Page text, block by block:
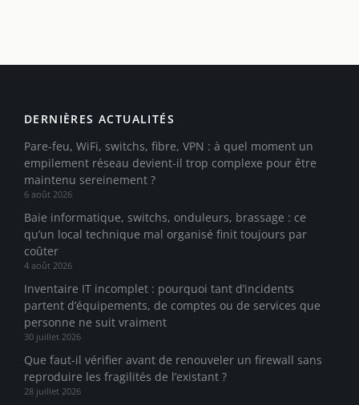
DERNIÈRES ACTUALITÉS
Pare-feu, WiFi, switchs, fibre, VPN : à quel moment un
empilement réseau devient-il trop complexe pour être
maintenu sereinement ?
6 août 2026
Baie informatique, switchs, onduleurs, brassage : ce
qu’un local technique mal organisé finit toujours par
coûter
4 août 2026
Inventaire IT incomplet : pourquoi tant d’incidents
partent d’équipements, de comptes ou de services que
personne ne suit vraiment
30 juillet 2026
Que faut-il vérifier avant de renouveler un firewall sans
reproduire les fragilités de l’existant ?
28 juillet 2026